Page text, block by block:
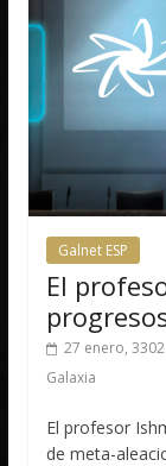
Galnet ESP
El
27 enero, 3302
Galaxia
El profesor
de meta-